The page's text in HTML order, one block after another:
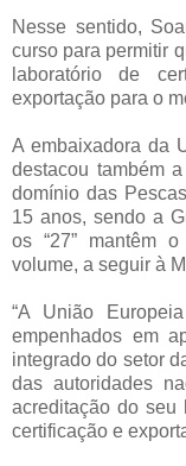
Nesse sentido,
curso para permitir
laboratório de
exportação para o
A embaixadora da
destacou também
domínio das
15 anos, sendo a
os “27” mantêm
volume, a seguir à
“A União
empenhados em
integrado do setor
das autoridades
acreditação do seu
certificação e